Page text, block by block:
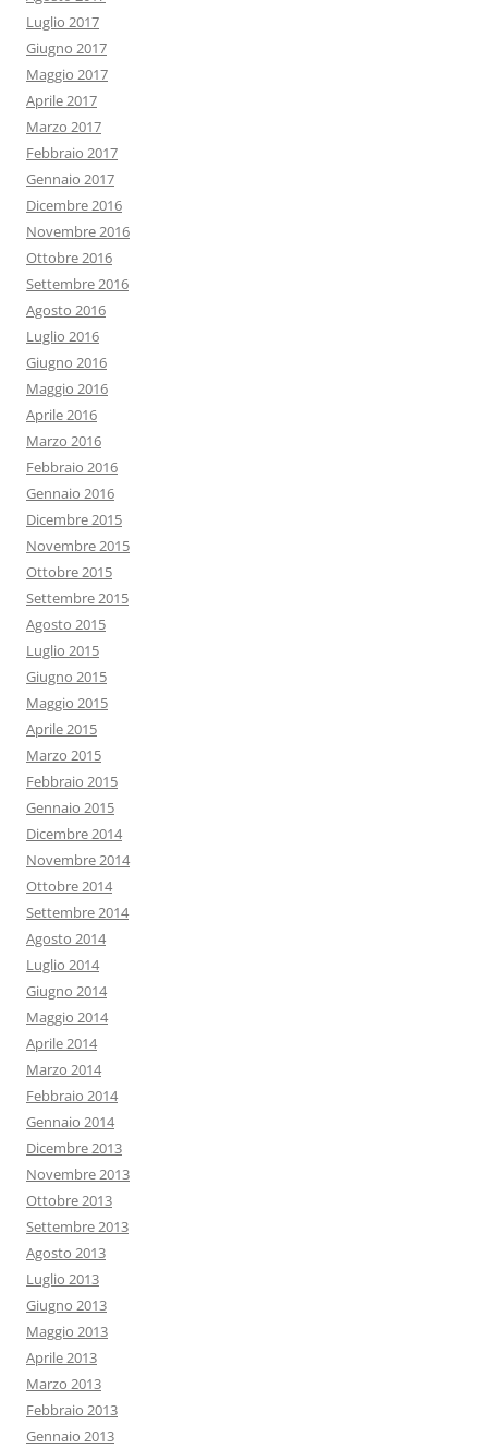
Luglio 2017
Giugno 2017
Maggio 2017
Aprile 2017
Marzo 2017
Febbraio 2017
Gennaio 2017
Dicembre 2016
Novembre 2016
Ottobre 2016
Settembre 2016
Agosto 2016
Luglio 2016
Giugno 2016
Maggio 2016
Aprile 2016
Marzo 2016
Febbraio 2016
Gennaio 2016
Dicembre 2015
Novembre 2015
Ottobre 2015
Settembre 2015
Agosto 2015
Luglio 2015
Giugno 2015
Maggio 2015
Aprile 2015
Marzo 2015
Febbraio 2015
Gennaio 2015
Dicembre 2014
Novembre 2014
Ottobre 2014
Settembre 2014
Agosto 2014
Luglio 2014
Giugno 2014
Maggio 2014
Aprile 2014
Marzo 2014
Febbraio 2014
Gennaio 2014
Dicembre 2013
Novembre 2013
Ottobre 2013
Settembre 2013
Agosto 2013
Luglio 2013
Giugno 2013
Maggio 2013
Aprile 2013
Marzo 2013
Febbraio 2013
Gennaio 2013